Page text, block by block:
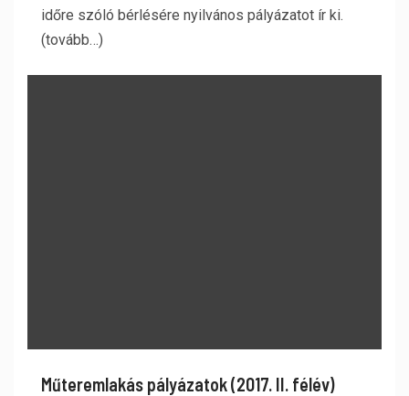
időre szóló bérlésére nyilvános pályázatot ír ki.
(tovább…)
Műteremlakás pályázatok (2017. II. félév)